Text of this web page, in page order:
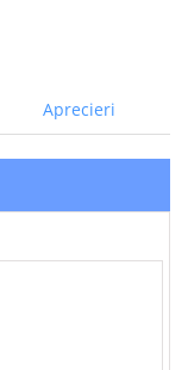
Aprecieri